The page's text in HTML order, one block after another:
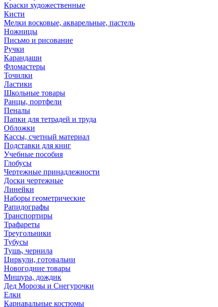
Краски художественные
Кисти
Мелки восковые, акварельные, пастель
Ножницы
Письмо и рисование
Ручки
Карандаши
Фломастеры
Точилки
Ластики
Школьные товары
Ранцы, портфели
Пеналы
Папки для тетрадей и труда
Обложки
Кассы, счетный материал
Подставки для книг
Учебные пособия
Глобусы
Чертежные принадлежности
Доски чертежные
Линейки
Наборы геометрические
Рапидографы
Транспортиры
Трафареты
Треугольники
Тубусы
Тушь, чернила
Циркули, готовальни
Новогодние товары
Мишура, дождик
Дед Морозы и Снегурочки
Елки
Карнавальные костюмы